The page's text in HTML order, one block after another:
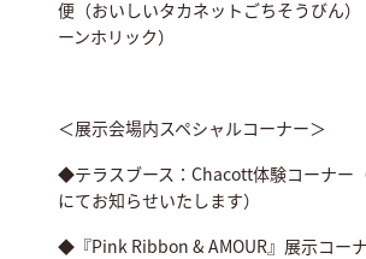
便（おいしいタカネットごちそうびん
ーンホリック）
＜展示会場内スペシャルコーナー＞
◆テラスブース：Chacott体験コーナー
にてお知らせいたします）
◆『Pink Ribbon & AMOUR』展示コー